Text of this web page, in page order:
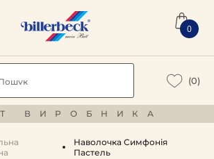
0
(0)
ВИРОБНИКА
Наволочка Симфонія
Пастель